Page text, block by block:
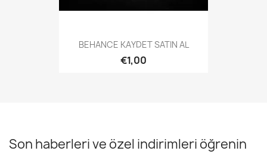
BEHANCE KAYDET SATIN AL
€1,00
Son haberleri ve özel indirimleri öğrenin